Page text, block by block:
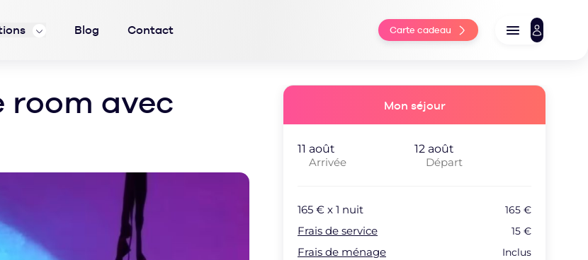
Blog Contact Carte cadeau
room avec
Mon séjour
Arrivée Départ
165 € x 1 nuit 165 €
Frais de service 15 €
Frais de ménage Inclus